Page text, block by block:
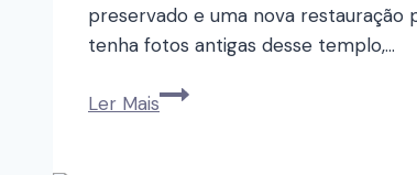
preservado e uma nova restauração
tenha fotos antigas desse templo,…
Ler Mais